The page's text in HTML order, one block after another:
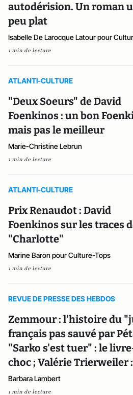
autodérision. Un roman
peu plat
Isabelle De Larocque Latour pour
1 min de lecture
ATLANTI-CULTURE
"Deux Soeurs" de David
Foenkinos : un bon
mais pas le meilleur
Marie-Christine Lebrun
1 min de lecture
ATLANTI-CULTURE
Prix Renaudot : David
Foenkinos sur les traces
"Charlotte"
Marine Baron pour Culture-Tops
1 min de lecture
REVUE DE PRESSE DES HEBDOS
Zemmour : l'histoire du
français pas sauvé par
"Sarko s'est tuer" : le
choc ; Valérie Trierweiler
Barbara Lambert
1 min de lecture